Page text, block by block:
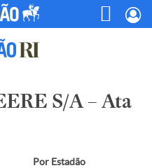
S/A – Ata
Por Estadão